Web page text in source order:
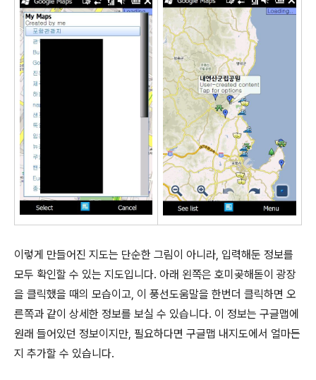
이렇게 만들어진 지도는 단순한 그림이 아니라, 입력해둔 정보를
모두 확인할 수 있는 지도입니다. 아래 왼쪽은 호미곶해돋이 광장
을 클릭했을 때의 모습이고, 이 풍선도움말을 한번더 클릭하면 오
른쪽과 같이 상세한 정보를 보실 수 있습니다. 이 정보는 구글맵에
원래 들어있던 정보이지만, 필요하다면 구글맵 내지도에서 얼마든
지 추가할 수 있습니다.